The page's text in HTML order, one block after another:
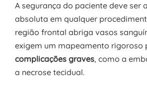
A segurança do paciente deve ser
absoluta em qualquer
região frontal abriga vasos
exigem um mapeamento rigoroso
complicações graves, como a
a necrose tecidual.